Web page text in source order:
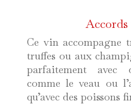
Ce vin accompagne
truffes ou aux
parfaitement avec
comme le veau ou
qu’avec des poissons